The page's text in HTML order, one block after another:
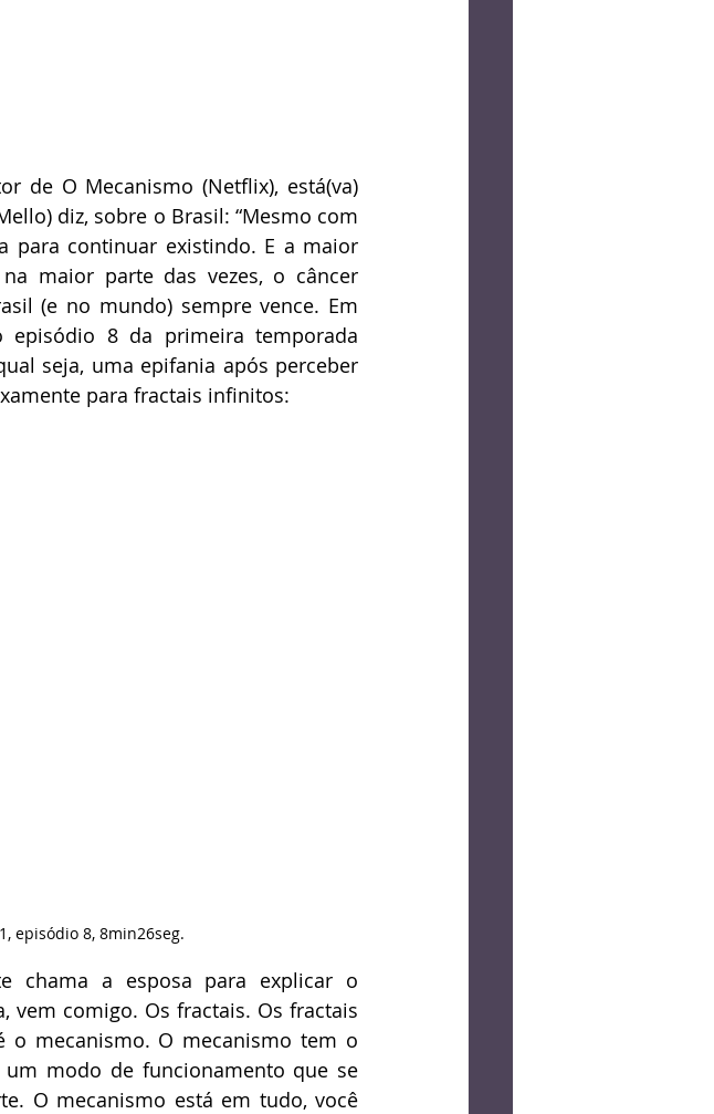
de O Mecanismo (Netflix), está(va)
diz, sobre o Brasil: “Mesmo com
para continuar existindo. E a maior
maior parte das vezes, o câncer
(e no mundo) sempre vence. Em
episódio 8 da primeira temporada
seja, uma epifania após perceber
para fractais infinitos:
episódio 8, 8min26seg.
chama a esposa para explicar o
vem comigo. Os fractais. Os fractais
mecanismo. O mecanismo tem o
modo de funcionamento que se
O mecanismo está em tudo, você